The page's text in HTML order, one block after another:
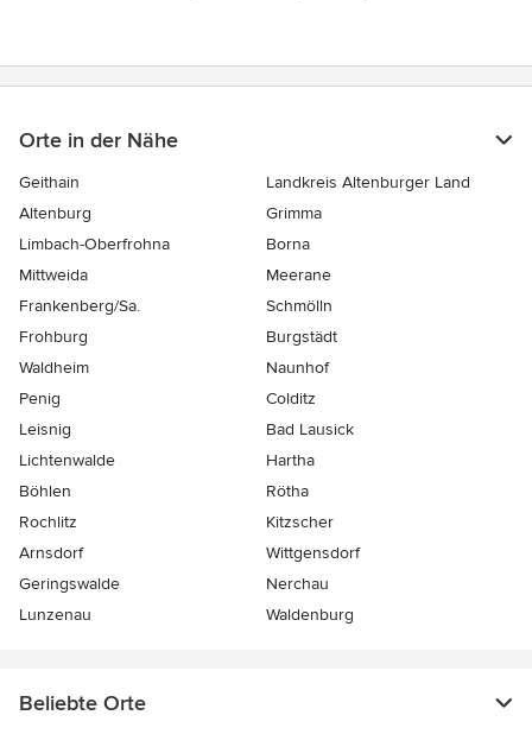
Orte in der Nähe
Geithain
Landkreis Altenburger Land
Altenburg
Grimma
Limbach-Oberfrohna
Borna
Mittweida
Meerane
Frankenberg/Sa.
Schmölln
Frohburg
Burgstädt
Waldheim
Naunhof
Penig
Colditz
Leisnig
Bad Lausick
Lichtenwalde
Hartha
Böhlen
Rötha
Rochlitz
Kitzscher
Arnsdorf
Wittgensdorf
Geringswalde
Nerchau
Lunzenau
Waldenburg
Beliebte Orte